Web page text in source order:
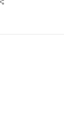
Share